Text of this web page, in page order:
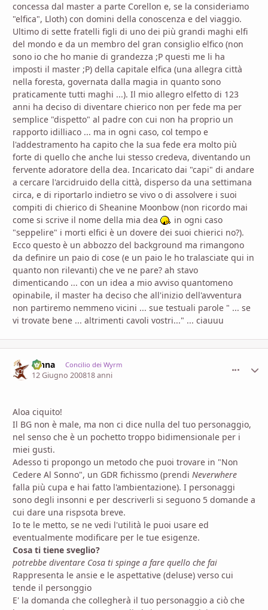
concessa dal master a parte Corellon e, se la consideriamo
"elfica", Lloth) con domini della conoscenza e del viaggio.
Ultimo di sette fratelli figli di uno dei più grandi maghi elfi
del mondo e da un membro del gran consiglio elfico (non
sono io che ho manie di grandezza ;P questi me li ha
imposti il master ;P) della capitale elfica (una allegra città
nella foresta, governata dalla magia in quanto sono
praticamente tutti maghi ...). Il mio allegro elfetto di 123
anni ha deciso di diventare chierico non per fede ma per
semplice "dispetto" al padre con cui non ha proprio un
rapporto idilliaco ... ma in ogni caso, col tempo e
l'addestramento ha capito che la sua fede era molto più
forte di quello che anche lui stesso credeva, diventando un
fervente adoratore della dea. Incaricato dai "capi" di andare
a cercare l'arcidruido della città, disperso da una settimana
circa, e di riportarlo indietro se vivo o di assolvere i suoi
compiti di chierico di Sheanine Moonbow (non ricordo mai
come si scrive il nome della mia dea
in ogni caso
"seppelire" i morti elfici è un dovere dei suoi chierici no?).
Ecco questo è un abbozzo del background ma rimangono
da definire un paio di cose (e un paio le ho tralasciate qui in
quanto non rilevanti) che ve ne pare? ah stavo
dimenticando ... con un idea a mio avviso quantomeno
opinabile, il master ha deciso che all'inizio dell'avventura
non partiremo nemmeno vicini ... sue testuali parole " ... se
vi trovate bene ... altrimenti cavoli vostri..." ... ciauuu
fenna Concilio dei Wyrm
12 Giugno 200818 anni
Aloa ciquito!
Il BG non è male, ma non ci dice nulla del tuo personaggio,
nel senso che è un pochetto troppo bidimensionale per i
miei gusti.
Adesso ti propongo un metodo che puoi trovare in "Non
Cedere Al Sonno", un GDR fichissmo (prendi Neverwhere
falla più cupa e hai fatto l'ambientazione). I personaggi
sono degli insonni e per descriverli si seguono 5 domande a
cui dare una rispsota breve.
Io te le metto, se ne vedi l'utilità le puoi usare ed
eventualmente modificare per le tue esigenze.
Cosa ti tiene sveglio?
potrebbe diventare Cosa ti spinge a fare quello che fai
Rappresenta le ansie e le aspettative (deluse) verso cui
tende il personggio
E' la domanda che collegherà il tuo personaggio a ciò che